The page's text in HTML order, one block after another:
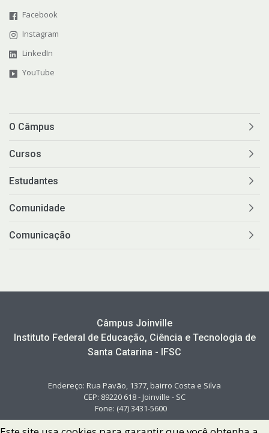
Facebook
Instagram
LinkedIn
YouTube
O Câmpus
Cursos
Estudantes
Comunidade
Comunicação
Câmpus Joinville
Instituto Federal de Educação, Ciência e Tecnologia de
Santa Catarina - IFSC
Endereço: Rua Pavão, 1377, bairro Costa e Silva
CEP: 89220 618 - Joinville - SC
Fone: (47) 3431-5600